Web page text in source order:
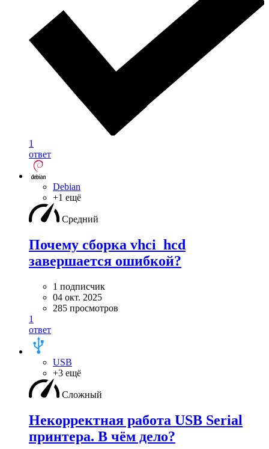
1
ответ
Debian
+1 ещё
Средний
Почему сборка vhci_hcd
завершается ошибкой?
1 подписчик
04 окт. 2025
285 просмотров
1
ответ
USB
+3 ещё
Сложный
Некорректная работа USB Serial
принтера. В чём дело?